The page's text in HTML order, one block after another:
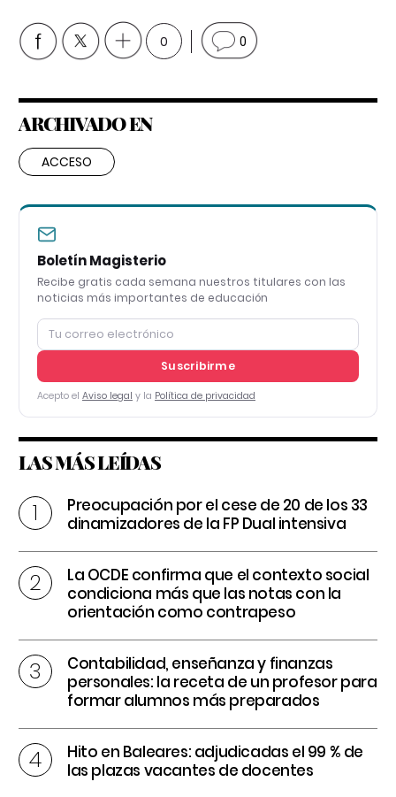
0 0
ARCHIVADO EN
ACCESO
Boletín Magisterio
Recibe gratis cada semana nuestros titulares con las
noticias más importantes de educación
Suscribirme
Acepto el Aviso legal y la Política de privacidad
LAS MÁS LEÍDAS
Preocupación por el cese de 20 de los 33
dinamizadores de la FP Dual intensiva
La OCDE confirma que el contexto social
condiciona más que las notas con la
orientación como contrapeso
Contabilidad, enseñanza y finanzas
personales: la receta de un profesor para
formar alumnos más preparados
Hito en Baleares: adjudicadas el 99 % de
las plazas vacantes de docentes